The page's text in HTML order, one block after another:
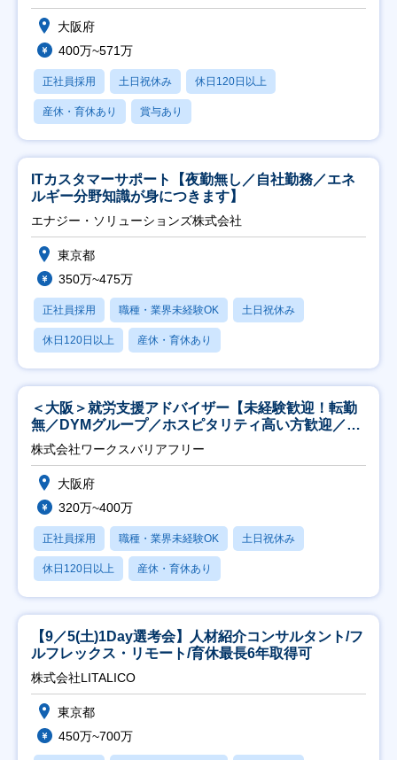
大阪府
400万~571万
正社員採用 土日祝休み 休日120日以上
産休・育休あり 賞与あり
ITカスタマーサポート【夜勤無し／自社勤務／エネ
ルギー分野知識が身につきます】
エナジー・ソリューションズ株式会社
東京都
350万~475万
正社員採用 職種・業界未経験OK 土日祝休み
休日120日以上 産休・育休あり
＜大阪＞就労支援アドバイザー【未経験歓迎！転勤
無／DYMグループ／ホスピタリティ高い方歓迎／土
日祝】
株式会社ワークスバリアフリー
大阪府
320万~400万
正社員採用 職種・業界未経験OK 土日祝休み
休日120日以上 産休・育休あり
【9／5(土)1Day選考会】人材紹介コンサルタント/フ
ルフレックス・リモート/育休最長6年取得可
株式会社LITALICO
東京都
450万~700万